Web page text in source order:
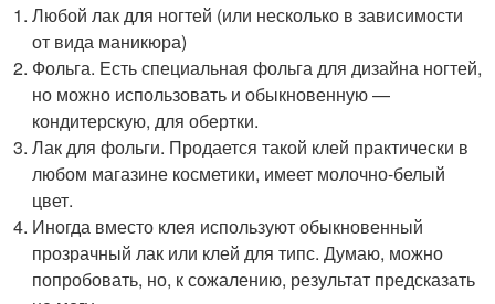
Любой лак для ногтей (или несколько в зависимости
от вида маникюра)
Фольга. Есть специальная фольга для дизайна ногтей,
но можно использовать и обыкновенную —
кондитерскую, для обертки.
Лак для фольги. Продается такой клей практически в
любом магазине косметики, имеет молочно-белый
цвет.
Иногда вместо клея используют обыкновенный
прозрачный лак или клей для типс. Думаю, можно
попробовать, но, к сожалению, результат предсказать